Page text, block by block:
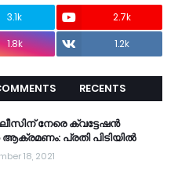
3.1k
2.7k
1.8k 1.2k
RECENTS
നേരെ ക്വട്ടേഷൻ
പ്രതി പിടിയിൽ
18, 2021